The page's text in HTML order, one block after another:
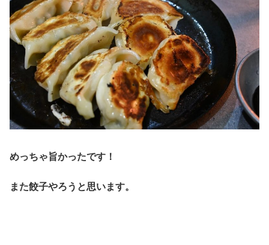
めっちゃ旨かったです！
また餃子やろうと思います。